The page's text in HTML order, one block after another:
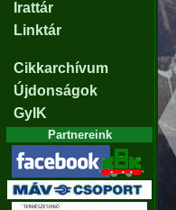
Irattár
Linktár
Cikkarchívum
Újdonságok
GyIK
Partnereink